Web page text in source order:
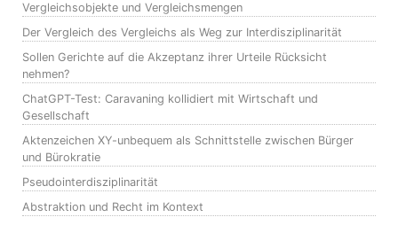
Vergleichsobjekte und Vergleichsmengen
Der Vergleich des Vergleichs als Weg zur Interdisziplinarität
Sollen Gerichte auf die Akzeptanz ihrer Urteile Rücksicht
nehmen?
ChatGPT-Test: Caravaning kollidiert mit Wirtschaft und
Gesellschaft
Aktenzeichen XY-unbequem als Schnittstelle zwischen Bürger
und Bürokratie
Pseudointerdisziplinarität
Abstraktion und Recht im Kontext